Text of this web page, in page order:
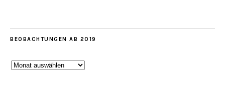
BEOBACHTUNGEN AB 2019
Beobachtungen